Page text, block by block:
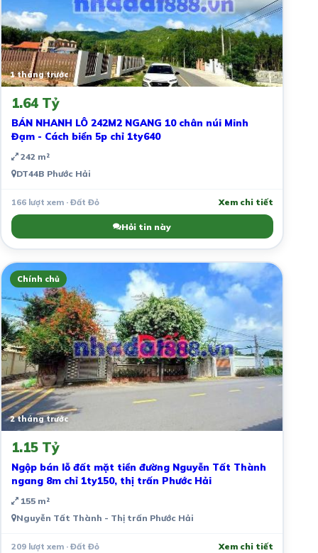
1 tháng trước
1.64 Tỷ
BÁN NHANH LÔ 242M2 NGANG 10 chân núi Minh
Đạm - Cách biển 5p chỉ 1ty640
242 m²
DT44B Phước Hải
166 lượt xem · Đất Đỏ Xem chi tiết
Hỏi tin này
Chính chủ
2 tháng trước
1.15 Tỷ
Ngộp bán lỗ đất mặt tiền đường Nguyễn Tất Thành
ngang 8m chỉ 1ty150, thị trấn Phước Hải
155 m²
Nguyễn Tất Thành - Thị trấn Phước Hải
209 lượt xem · Đất Đỏ Xem chi tiết